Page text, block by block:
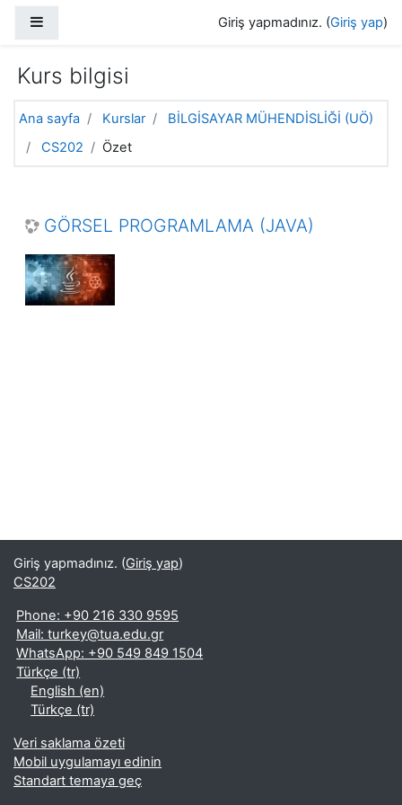
Giriş yapmadınız. (Giriş yap)
Kurs bilgisi
Ana sayfa Kurslar
BİLGİSAYAR MÜHENDİSLİĞİ (UÖ)
CS202
Özet
GÖRSEL PROGRAMLAMA (JAVA)
Giriş yapmadınız. (Giriş yap)
CS202
Phone: +90 216 330 9595
Mail: turkey@tua.edu.gr
WhatsApp: +90 549 849 1504
Türkçe ‎(tr)‎
English ‎(en)‎
Türkçe ‎(tr)‎
Veri saklama özeti
Mobil uygulamayı edinin
Standart temaya geç